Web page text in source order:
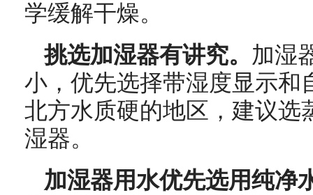
学缓解干燥。
挑选加湿器有讲究。 加湿
小，优先选择带湿度显示和
北方水质硬的地区，建议选
湿器。
加湿器用水优先选用纯净